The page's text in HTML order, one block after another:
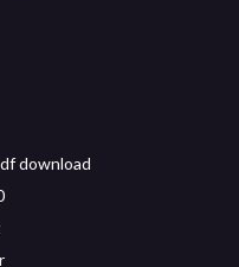
download